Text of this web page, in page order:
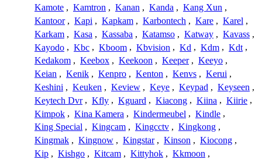
Kamote , Kamtron , Kanan , Kanda , Kang Xun ,
Kantoor , Kapi , Kapkam , Karbontech , Kare , Karel ,
Karkam , Kasa , Kassaba , Katamso , Katway , Kavass ,
Kayodo , Kbc , Kboom , Kbvision , Kd , Kdm , Kdt ,
Kedakom , Keebox , Keekoon , Keeper , Keeyo ,
Keian , Kenik , Kenpro , Kenton , Kenvs , Kerui ,
Keshini , Keuken , Keview , Keye , Keypad , Keyseen ,
Keytech Dvr , Kfly , Kguard , Kiacong , Kiina , Kiirie ,
Kimpok , Kina Kamera , Kindermeubel , Kindle ,
King Special , Kingcam , Kingcctv , Kingkong ,
Kingmak , Kingnow , Kingstar , Kinson , Kiocong ,
Kip , Kishgo , Kitcam , Kittyhok , Kkmoon ,